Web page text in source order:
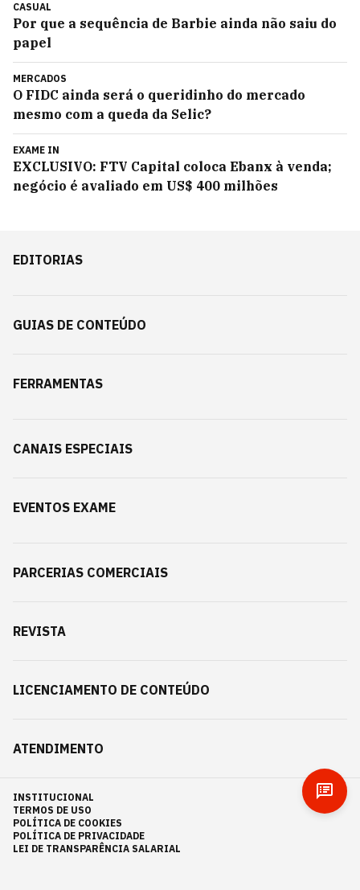
CASUAL
Por que a sequência de Barbie ainda não saiu do
papel
MERCADOS
O FIDC ainda será o queridinho do mercado
mesmo com a queda da Selic?
EXAME IN
EXCLUSIVO: FTV Capital coloca Ebanx à venda;
negócio é avaliado em US$ 400 milhões
EDITORIAS
GUIAS DE CONTEÚDO
FERRAMENTAS
CANAIS ESPECIAIS
EVENTOS EXAME
PARCERIAS COMERCIAIS
REVISTA
LICENCIAMENTO DE CONTEÚDO
ATENDIMENTO
INSTITUCIONAL
TERMOS DE USO
POLÍTICA DE COOKIES
POLÍTICA DE PRIVACIDADE
LEI DE TRANSPARÊNCIA SALARIAL